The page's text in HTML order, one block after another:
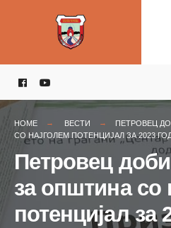
HOME ВЕСТИ
ПЕТРОВЕЦ
СО НАЈГОЛЕМ ПОТЕНЦИЈАЛ ЗА 2023
Петровец
за општина со
потенцијал за